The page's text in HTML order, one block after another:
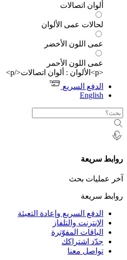
اتصالات
عمى الألوان
اللون الأخضر
اللون الأحمر
السريع
بحث
السريع وإعادة التعبئة
والتلفاز
المفوّترة
اشتراكك
معنا